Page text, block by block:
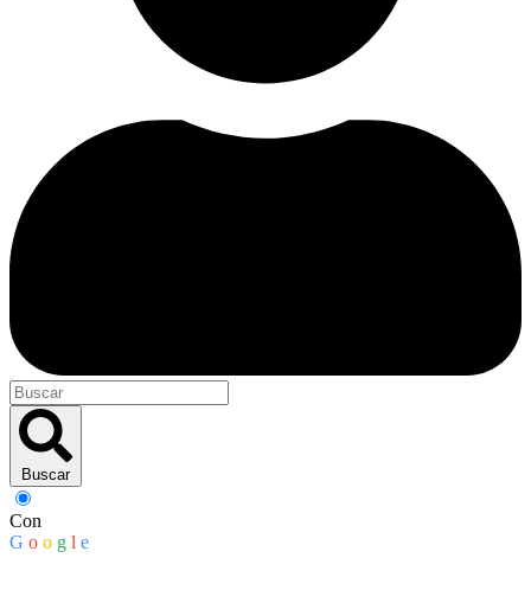
Buscar
Con
G o o g l e